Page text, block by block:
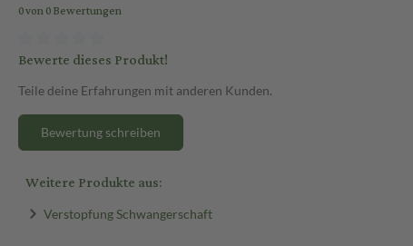
0 von 0 Bewertungen
Bewerte dieses Produkt!
Teile deine Erfahrungen mit anderen Kunden.
Bewertung schreiben
Weitere Produkte aus:
Verstopfung Schwangerschaft